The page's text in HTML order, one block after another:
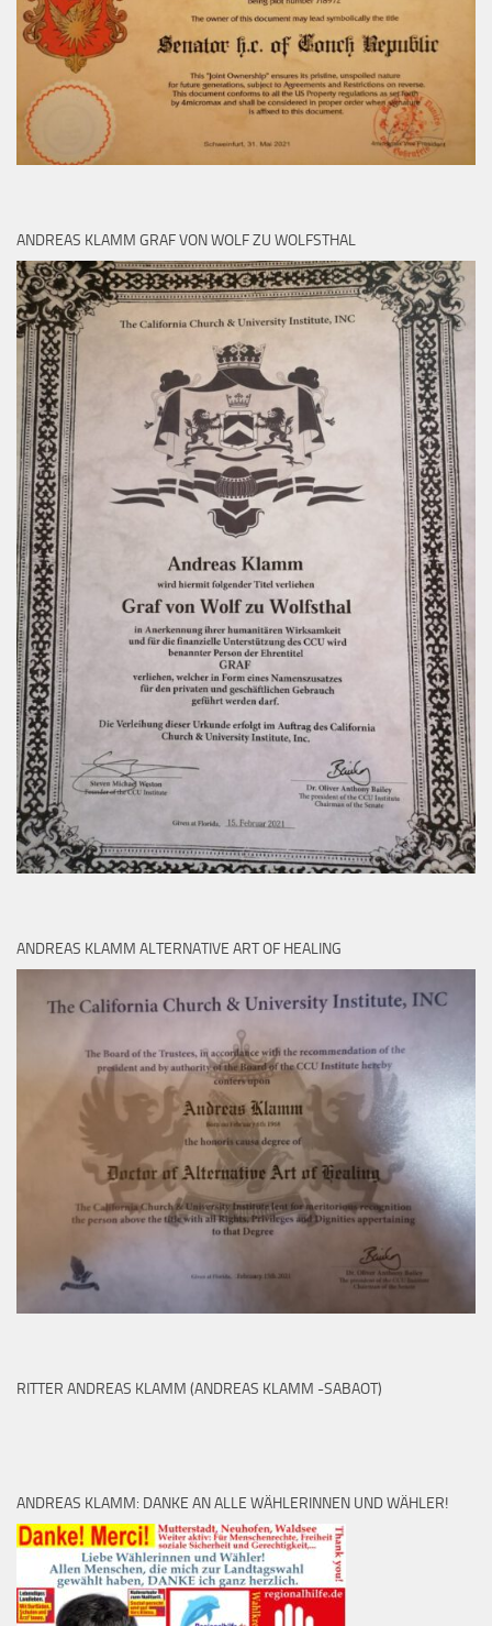
ANDREAS KLAMM GRAF VON WOLF ZU WOLFSTHAL
ANDREAS KLAMM ALTERNATIVE ART OF HEALING
RITTER ANDREAS KLAMM (ANDREAS KLAMM -SABAOT)
ANDREAS KLAMM: DANKE AN ALLE WÄHLERINNEN UND WÄHLER!